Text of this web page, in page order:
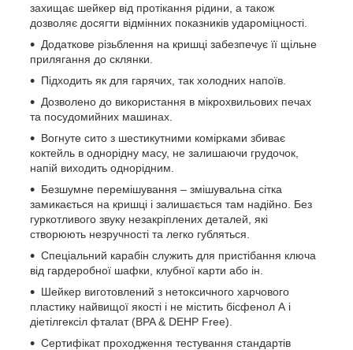
захищає шейкер від протікання рідини, а також
дозволяє досягти відмінних показників удароміцності.
Додаткове різьблення на кришці забезпечує її щільне
прилягання до склянки.
Підходить як для гарячих, так холодних напоїв.
Дозволено до використання в мікрохвильових печах
та посудомийних машинах.
Вогнуте сито з шестикутними комірками збиває
коктейль в однорідну масу, не залишаючи грудочок,
напій виходить однорідним.
Безшумне перемішування – змішувальна сітка
замикається на кришці і залишається там надійно. Без
гуркотливого звуку незакріплених деталей, які
створюють незручності та легко губляться.
Спеціальний карабін служить для пристібання ключа
від гардеробної шафки, клубної карти або ін.
Шейкер виготовлений з нетоксичного харчового
пластику найвищої якості і не містить бісфенол А і
діетілгексіл фталат (BPA & DEHP Free).
Сертифікат проходження тестування стандартів